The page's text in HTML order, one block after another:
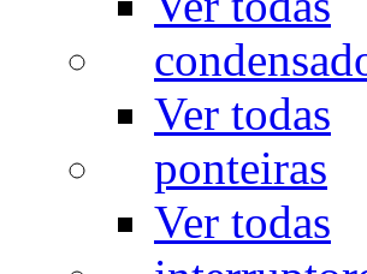
Ver todas
ponteiras
Ver todas